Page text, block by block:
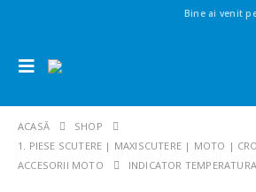
Bine ai venit pe
ACASĂ
SHOP
1. PIESE SCUTERE | MAXISCUTERE | MOTO |
ACCESORII MOTO
INDICATOR